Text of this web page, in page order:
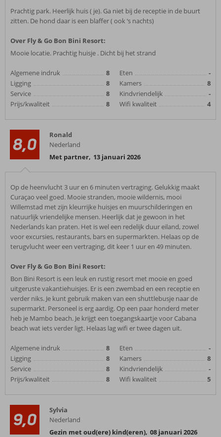
Prachtig park. Heerlijk huis ( je). Ga niet bij de receptie in de buurt
zitten. De hond daar is een blaffer ( ook ‘s nachts)
Over Fly & Go Bon Bini Resort:
Mooie locatie. Prachtig huisje . Dicht bij het strand
Algemene indruk
8
Ligging
8
Service
8
Prijs/kwaliteit
8
Eten
-
Kamers
8
Kindvriendelijk
-
Wifi kwaliteit
4
8,0
Ronald
Nederland
Met partner, 13 januari 2026
Op de heenvlucht 3 uur en 6 minuten vertraging. Gelukkig maakt
Curaçao veel goed. Mooie stranden, mooie wildernis, mooi
Willemstad met zijn kleurrijke huisjes en muurschilderingen en
natuurlijk vriendelijke mensen. Heerlijk dat je gewoon in het
Nederlands kan praten. Het is wel een redelijk duur eiland, zowel
voor excursies, restaurants, bars en supermarkten. Helaas op de
terugvlucht weer een vertraging, dit keer 1 uur en 49 minuten.
Over Fly & Go Bon Bini Resort:
Bon Bini Resort is een leuk en rustig resort met mooie en goed
uitgeruste vakantiehuisjes. Er is een zwembad en een receptie en
verder niks. Je kunt gebruik maken van een shuttlebusje naar de
supermarkt. Personeel is erg aardig. Op een paar honderd meter
heb je Mambo beach. Je krijgt een toegangskaartje voor Cabana
beach wat iets verder ligt. Helaas lag wifi er twee dagen uit.
Algemene indruk
8
Ligging
8
Service
8
Prijs/kwaliteit
8
Eten
-
Kamers
8
Kindvriendelijk
-
Wifi kwaliteit
5
9,0
Sylvia
Nederland
Gezin met oud(ere) kind(eren), 08 januari 2026